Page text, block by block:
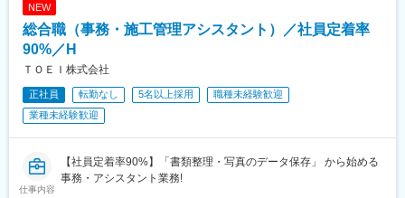
NEW
総合職（事務・施工管理アシスタント）／社員定着率
90%／H
ＴＯＥＩ株式会社
正社員 転勤なし 5名以上採用
職種未経験歓迎
業種未経験歓迎
仕事内容
【社員定着率90%】「書類整理・写真のデータ保存」 から始める
事務・アシスタント業務!